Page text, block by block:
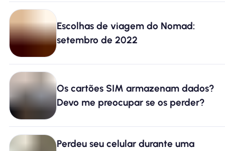
Usando um eSIM
Para negócios
Escolhas de viagem do Nomad:
setembro de 2022
Os cartões SIM armazenam dados?
Devo me preocupar se os perder?
Perdeu seu celular durante uma